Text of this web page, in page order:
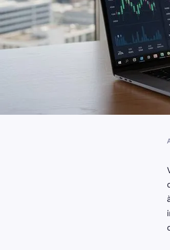
Gestion de
stratégies à
10 min de lecture